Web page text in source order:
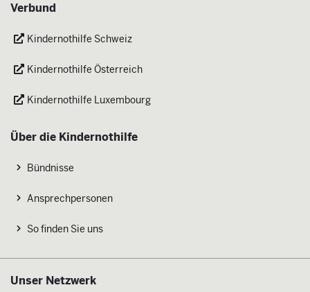
Verbund
Kindernothilfe Schweiz
Kindernothilfe Österreich
Kindernothilfe Luxembourg
Über die Kindernothilfe
Bündnisse
Ansprechpersonen
So finden Sie uns
Unser Netzwerk